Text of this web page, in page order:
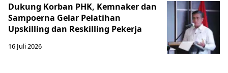
Dukung Korban PHK, Kemnaker dan
Sampoerna Gelar Pelatihan
Upskilling dan Reskilling Pekerja
16 Juli 2026